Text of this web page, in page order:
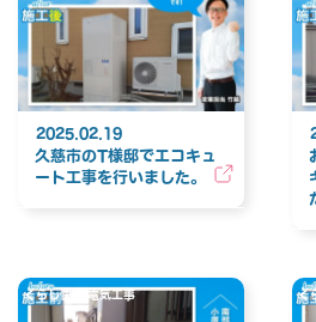
2025.02.19
久慈市のT様邸でエコキュ
ート工事を行いました。
くらし快適 電気工事 く